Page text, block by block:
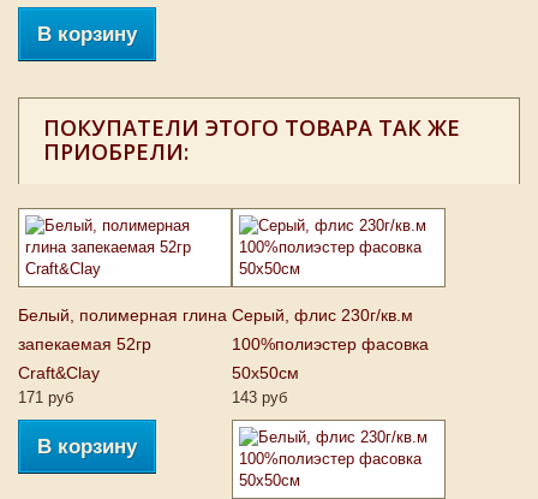
В корзину
ПОКУПАТЕЛИ ЭТОГО ТОВАРА ТАК ЖЕ
ПРИОБРЕЛИ:
Белый, полимерная глина
запекаемая 52гр
Craft&Clay
171 руб
В корзину
Серый, флис 230г/кв.м
100%полиэстер фасовка
50х50см
143 руб